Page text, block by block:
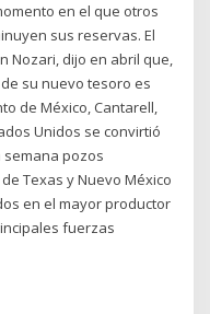
en el que otros
sus reservas. El
Nozari, dijo en abril que,
su nuevo tesoro es
de México, Cantarell,
Unidos se convirtió
pozos
Texas y Nuevo México
en el mayor productor
fuerzas